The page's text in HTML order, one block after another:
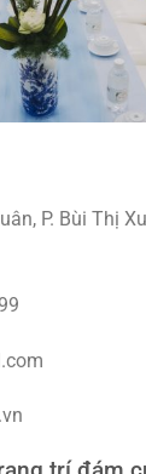
P. Bùi Thị